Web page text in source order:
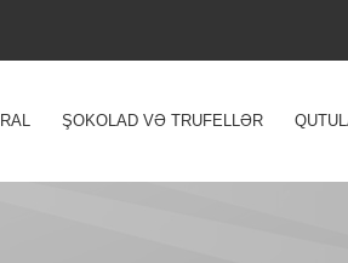
ŞOKOLAD VƏ TRUFELLƏR